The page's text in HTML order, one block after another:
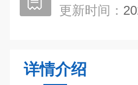
更新时间：
详情介绍